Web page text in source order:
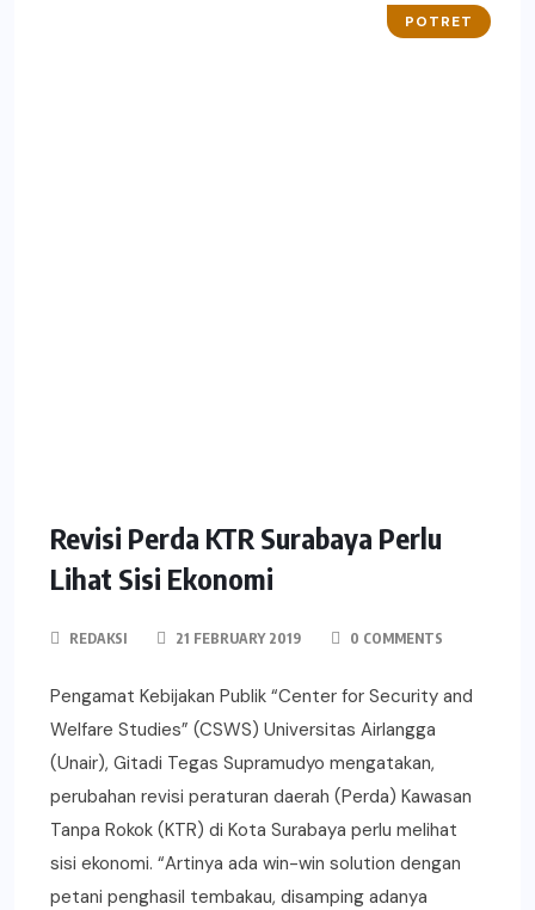
POTRET
Revisi Perda KTR Surabaya Perlu
Lihat Sisi Ekonomi
REDAKSI 21 FEBRUARY 2019 0 COMMENTS
Pengamat Kebijakan Publik “Center for Security and
Welfare Studies” (CSWS) Universitas Airlangga
(Unair), Gitadi Tegas Supramudyo mengatakan,
perubahan revisi peraturan daerah (Perda) Kawasan
Tanpa Rokok (KTR) di Kota Surabaya perlu melihat
sisi ekonomi. “Artinya ada win-win solution dengan
petani penghasil tembakau, disamping adanya